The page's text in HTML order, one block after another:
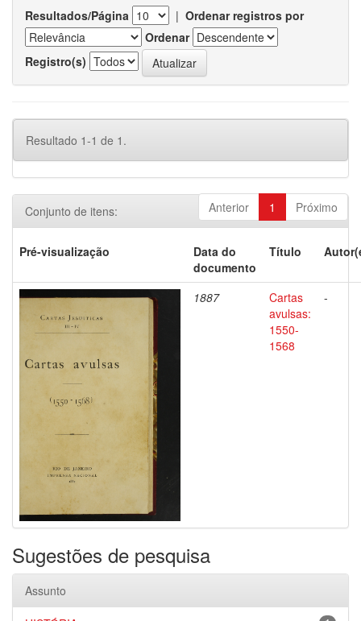
Resultados/Página | Ordenar registros por
Ordenar
Registro(s)
Resultado 1-1 de 1.
Anterior 1 Próximo
Conjunto de itens:
Pré-visualização
Data do
documento
Título
1887
Cartas
avulsas:
1550-
1568
-
Sugestões de pesquisa
Assunto